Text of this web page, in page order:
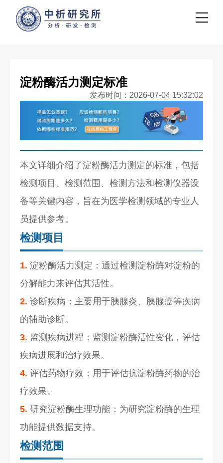
淀粉酶活力测定标准
发布时间：2026-07-04 15:32:02
本文详细介绍了淀粉酶活力测定的标准，包括
检测项目、检测范围、检测方法和检测仪器设
备等关键内容，旨在为医学检测领域的专业人
员提供参考。
检测项目
1. 淀粉酶活力测定：通过检测淀粉酶对淀粉的
分解能力来评估其活性。
2. 诊断疾病：主要用于胰腺炎、胰腺癌等疾病
的辅助诊断。
3. 监测疾病进程：监测淀粉酶活性变化，评估
疾病进展和治疗效果。
4. 评估药物疗效：用于评估抗淀粉酶药物的治
疗效果。
5. 研究淀粉酶生理功能：为研究淀粉酶的生理
功能提供数据支持。
检测范围